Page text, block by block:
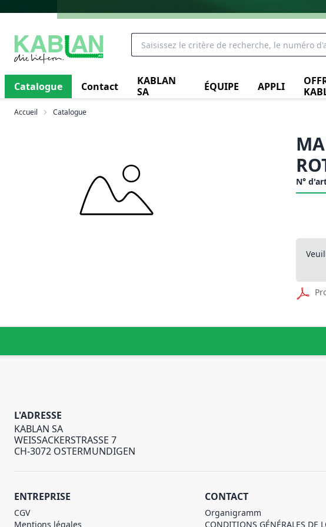
Catalogue Contact
KABLAN
SA
ÉQUIPE APPLI
Accueil Catalogue
N°
L'ADRESSE
KABLAN SA
WEISSACKERSTRASSE 7
CH-3072 OSTERMUNDIGEN
ENTREPRISE
CGV
Mentions légales
CONTACT
Organigramm
CONDITIONS GÉNÉRALES DE